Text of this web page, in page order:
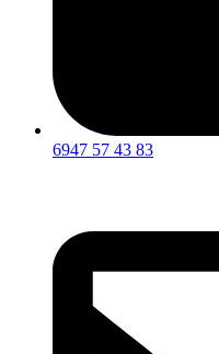
6947 57 43 83